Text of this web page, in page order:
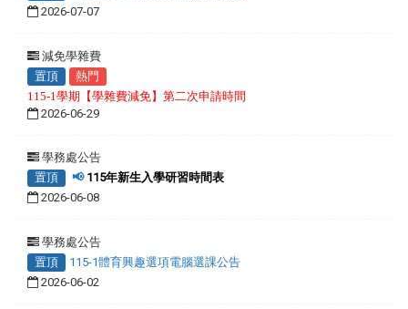
2026-07-07
減免學雜費
置頂
熱門
115-1學期【學雜費減免】第二次申請時間
2026-06-29
學務處公告
置頂
📢115年新生入學研習時間表
2026-06-08
學務處公告
置頂
115-1體育興趣選項電腦選課公告
2026-06-02